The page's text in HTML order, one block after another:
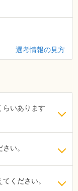
選考情報の見方
らいあります
い。
ください。